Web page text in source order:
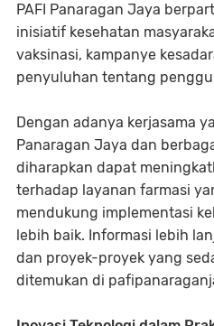
PAFI Panaragan Jaya
inisiatif kesehatan
vaksinasi, kampanye
penyuluhan tentang
Dengan adanya kerjasama
Panaragan Jaya dan
diharapkan dapat
terhadap layanan farmasi
mendukung implementasi
lebih baik. Informasi lebih
dan proyek-proyek yang
ditemukan di